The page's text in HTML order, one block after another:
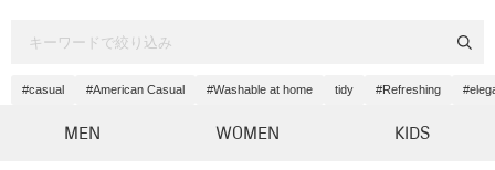
#casual #American Casual #Washable at home tidy #Refreshing
MEN WOMEN KIDS